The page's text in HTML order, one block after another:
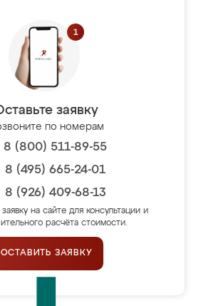
заявку
по номерам
8 (800) 511-89-55
8 (495) 665-24-01
8 (926) 409-68-13
на сайте для консультации и
расчёта стоимости.
ОСТАВИТЬ ЗАЯВКУ